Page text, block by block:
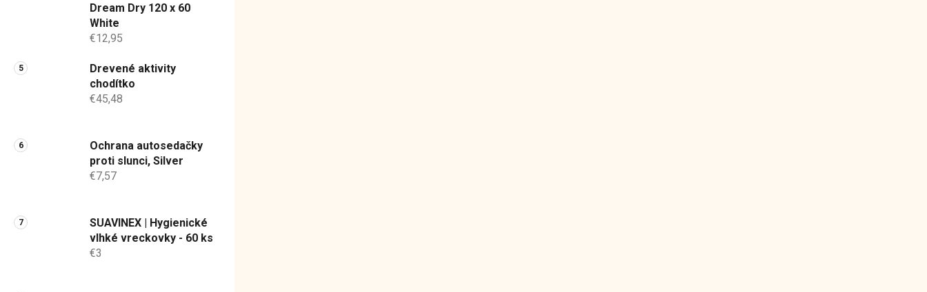
Dream Dry 120 x 60
White
€12,95
Drevené aktivity
chodítko
€45,48
Ochrana autosedačky
proti slunci, Silver
€7,57
SUAVINEX | Hygienické
vlhké vreckovky - 60 ks
€3